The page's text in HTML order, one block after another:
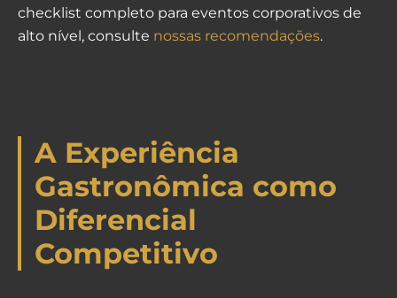
checklist completo para eventos corporativos de
alto nível, consulte nossas recomendações.
A Experiência
Gastronômica como
Diferencial
Competitivo